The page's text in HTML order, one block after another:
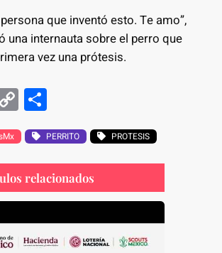
que inventó esto. Te amo”,
una internauta sobre el perro que
vez una prótesis.
C
o
p
y
Li
n
k
S
h
ar
e
PERRITO PROTESIS
relacionados